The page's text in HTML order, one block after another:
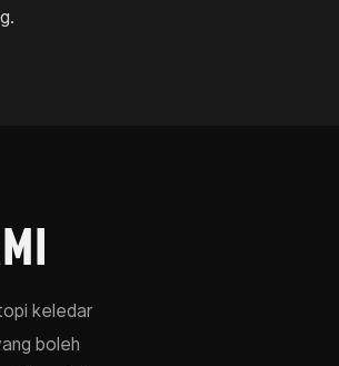
keledar
boleh